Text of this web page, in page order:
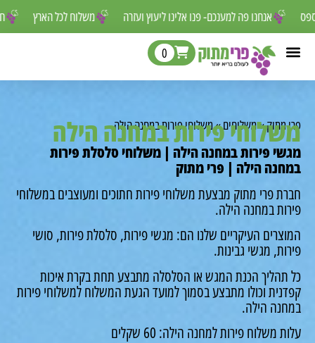
משלוח לכל הארץ אנחנו פה למענכם- פנו אלינו ליעוץ ועזרה לפספס
0
»משלוחים»משלוחי פירות במחנה הילה
פירות במחנה הילה
פירות במחנה הילה | משלוחי סלסלת פירות
הילה | פרי מתוק
פרי מתוק מבצעת משלוחי פירות חתוכים ומעוצבים במשלוחי
במחנה הילה.
העיקריים שלנו הם: מגשי פירות, סלסלת פירות, סושי
מגשי גבינות.
הכנת המגש או הסלסלה מתבצע תחת בקרת איכות
וכולו מתבצע בסמוך למועד הגעת המשלוח למשלוחי פירות
הילה.
משלוח פירות למחנה הילה: 60 שקלים